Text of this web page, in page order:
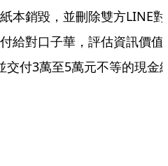
本銷毀，並刪除雙方LINE對
給對口子華，評估資訊價值
交付3萬至5萬元不等的現金